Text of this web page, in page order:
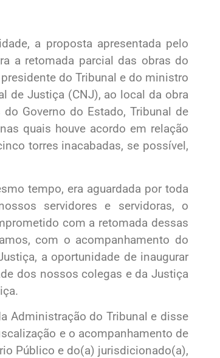
a proposta apresentada pelo
a retomada parcial das obras do
do Tribunal e do ministro
de Justiça (CNJ), ao local da obra
Governo do Estado, Tribunal de
quais houve acordo em relação
torres inacabadas, se possível,
tempo, era aguardada por toda
servidores e servidoras, o
com a retomada dessas
com o acompanhamento do
a oportunidade de inaugurar
dos nossos colegas e da Justiça
Administração do Tribunal e disse
e o acompanhamento de
Público e do(a) jurisdicionado(a),